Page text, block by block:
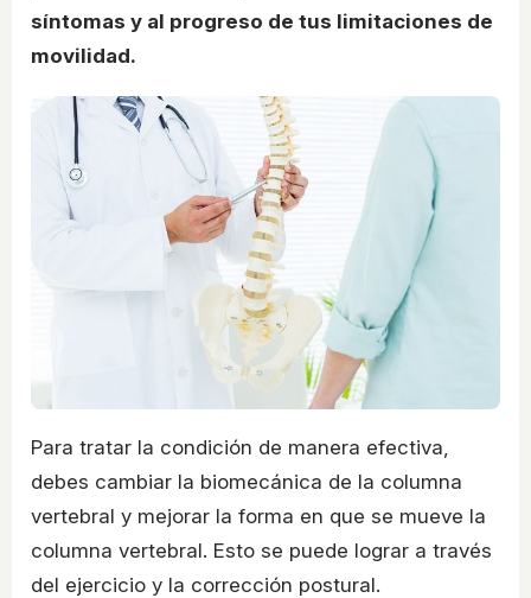
síntomas y al progreso de tus limitaciones de
movilidad.
Para tratar la condición de manera efectiva,
debes cambiar la biomecánica de la columna
vertebral y mejorar la forma en que se mueve la
columna vertebral. Esto se puede lograr a través
del ejercicio y la corrección postural.